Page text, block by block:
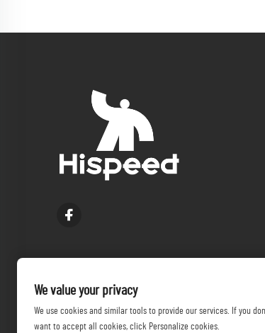
We value your privacy
We use cookies and similar tools to provide our services. If you
want to accept all cookies, click Personalize cookies.